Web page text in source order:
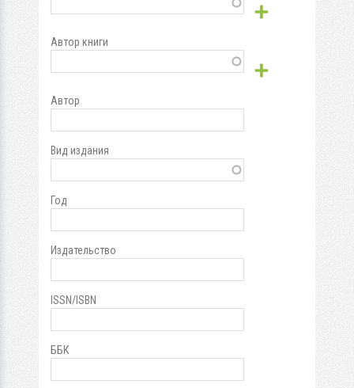
Автор книги
Автор
Вид издания
Год
Издательство
ISSN/ISBN
ББК